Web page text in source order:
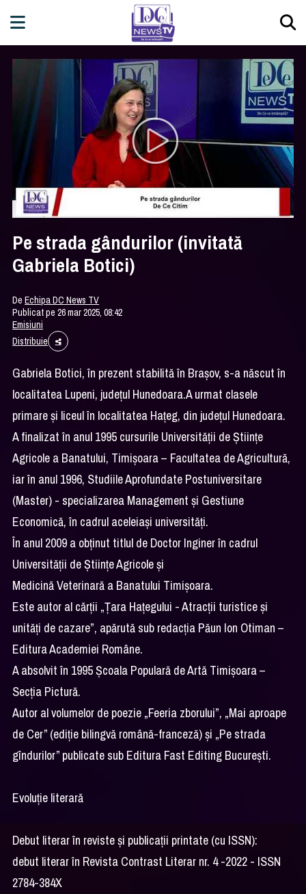
Pe strada gândurilor (invitată
Gabriela Botici)
DeEchipa DC News TV
Publicat pe 26 mar 2025, 08:42
Emisiuni
Distribuie
Gabriela Botici, în prezent stabilită în Brașov, s-a născut în
localitatea Lupeni, județul Hunedoara.A urmat clasele
primare și liceul în localitatea Hațeg, din județul Hunedoara.
A finalizat în anul 1995 cursurile Universității de Ştiinţe
Agricole a Banatului, Timişoara – Facultatea de Agricultură,
iar în anul 1996, Studiile Aprofundate Postuniversitare
(Master) - specializarea Management și Gestiune
Economică, în cadrul aceleiași universități.
În anul 2009 a obținut titlul de Doctor Inginer în cadrul
Universității de Ştiinţe Agricole şi
Medicină Veterinară a Banatului Timişoara.
Este autor al cărţii „Ţara Haţegului - Atracţii turistice şi
unităţi de cazare”, apărută sub redacția Păun Ion Otiman –
Editura Academiei Române.
A absolvit în 1995 Școala Populară de Artă Timișoara –
Secția Pictură.
Autor al volumelor de poezie „Feeria zborului”, „Mai aproape
de Cer” (ediție bilingvă română-franceză) și „Pe strada
gîndurilor” publicate sub Editura Fast Editing București.
Evoluție literară
Debut literar în reviste şi publicaţii printate (cu ISSN):
debut literar în Revista Contrast Literar nr. 4 -2022 - ISSN
2784-384X